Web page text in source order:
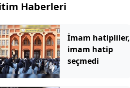
Haberleri
İmam hatipliler,
imam hatip
seçmedi